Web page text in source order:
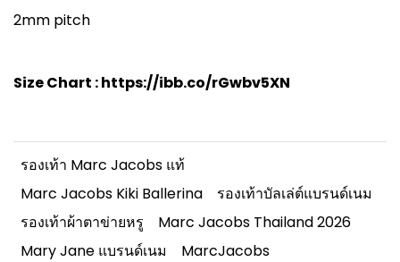
2mm pitch
Size Chart :https://ibb.co/rGwbv5XN
รองเท้า Marc Jacobs แท้
Marc Jacobs Kiki Ballerina
รองเท้าบัลเล่ต์แบรนด์เนม
รองเท้าผ้าตาข่ายหรู
Marc Jacobs Thailand 2026
Mary Jane แบรนด์เนม
MarcJacobs